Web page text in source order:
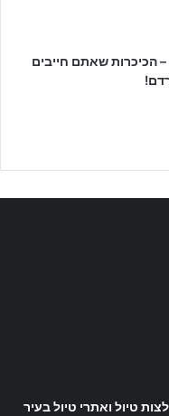
הכיכרות שאתם חייבים
טיול ואתרי טיול בעיר